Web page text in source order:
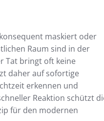
maskiert oder
Raum sind in der
Tat bringt oft keine
daher auf sofortige
erkennen und
Reaktion schützt
für den modernen